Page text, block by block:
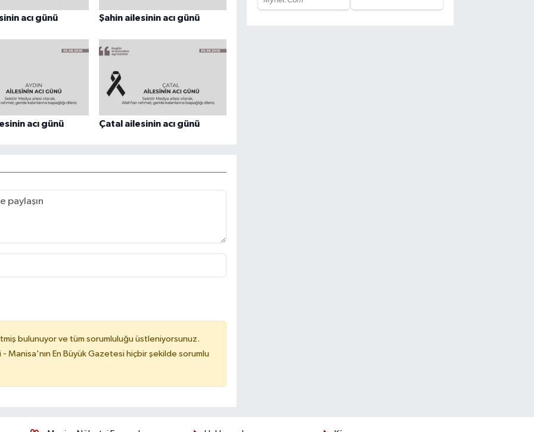
acı günü Şahin ailesinin acı günü
acı günü Çatal ailesinin acı günü
bulunuyor ve tüm sorumluluğu üstleniyorsunuz.
Manisa'nın En Büyük Gazetesi hiçbir şekilde sorumlu